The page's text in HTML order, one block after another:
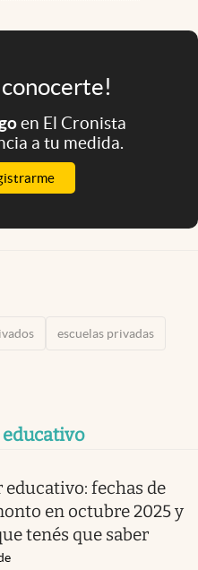
en El Cronista
a tu medida.
escuelas privadas
educativo: fechas de
en octubre 2025 y
tenés que saber